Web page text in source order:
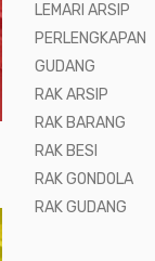
LEMARI ARSIP
PERLENGKAPAN
GUDANG
RAK ARSIP
RAK BARANG
RAK BESI
RAK GONDOLA
RAK GUDANG